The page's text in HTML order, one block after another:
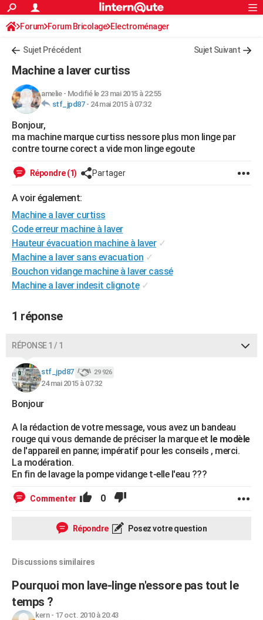
ACTUALITÉS
Politique
Société
Faits Divers
Education
Monde
Villes
+
FINANCE
Retraite
Impôts
Epargne
Immobilier
Risques naturels par ville
Banque
Assurance
Crédit
AUTO
Essais
Réserver un essai
Citadines
Berlines
SUV
Forum auto
+HIGH-TECH
Mobiles
Meilleur smartphone
Internet
Ordinateurs
Jeux vidéo
Guide high-tech
+
Forum
Aménagement intérieur
Extérieur
Cuisine
Salle de bains
Jardinage
Rangement
WEEK-END
Guides de France
Escapades
Patrimoine
Expositions
Musées
Week-end nature
+LIFESTYLE
Art de vivre
Bien-être
Loisirs
Mode
Modes de vie
SANTE
Alimentation
Guide de la santé
Maladies
Médicaments
Sommeil
VOYAGE
Destinations
City break
Voyage nature
Voyage de noces
Forum
Climat
+PHOTO
BONS PLANS
CARTE DE VOEUX
Carte de Noël
Carte Bonne année
Carte Saint-Valentin
Carte Pâques
Carte d'anniversaire
DICTIONNAIRE
Dictionnaire
Biographies
Citations
Expressions
Proverbes
S'inscrire
Se connecter
Lycées
Collèges
Primaires
Universités
Entreprises
Service militaire
Avis de recherche
AVIS DE DÉCÈS
FORUM
S'inscrire
Connexion
Forum Forum Bricolage Electroménager
Sujet Précédent Sujet Suivant
Machine a laver curtiss
amelie- Modifié le 23 mai 2015 à 22:55
stf_jpd87- 24 mai 2015 à 07:32
Bonjour,
ma machine marque curtiss nessore plus mon linge par
contre tourne corect a vide mon linge egoute
Répondre (1) Partager
A voir également:
Machine a laver curtiss
Code erreur machine à laver
Hauteur évacuation machine à laver ✓
Machine a laver sans evacuation ✓
Bouchon vidange machine à laver cassé
Machine a laver indesit clignote ✓
1 réponse
RÉPONSE 1 / 1
stf_jpd87 29 926
24 mai 2015 à 07:32
Bonjour
A la rédaction de votre message, vous avez un bandeau
rouge qui vous demande de préciser la marque et le modèle
de l'appareil en panne; impératif pour les conseils , merci.
La modération.
En fin de lavage la pompe vidange t-elle l'eau ???
Commenter 0
Répondre Posez votre question
Discussions similaires
Pourquoi mon lave-linge n'essore pas tout le
temps ?
kern- 17 oct. 2010 à 20:43